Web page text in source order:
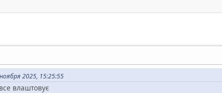
2025, 15:25:55
влаштовує